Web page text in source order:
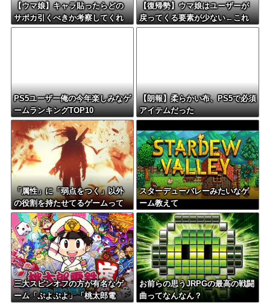
【ウマ娘】キャラ貼ったらどの
サポカ引くべきか考察してくれ
るツールない？
【復帰勢】ウマ娘はユーザーが
戻ってくる要素が少ない←これ
PS5ユーザー俺の今年楽しみなゲ
ームランキングTOP10
【朗報】柔らかい布、PS5で必須
アイテムだった
「属性」に「弱点をつく」以外
の役割を持たせてるゲームって
どんなのがある？
スターデューバレーみたいなゲ
ーム教えて
三大スピンオフの方が有名なゲ
ーム「ぷよぷよ」「桃太郎電
お前らの思うJRPGの最高の戦闘
曲ってなんなん？